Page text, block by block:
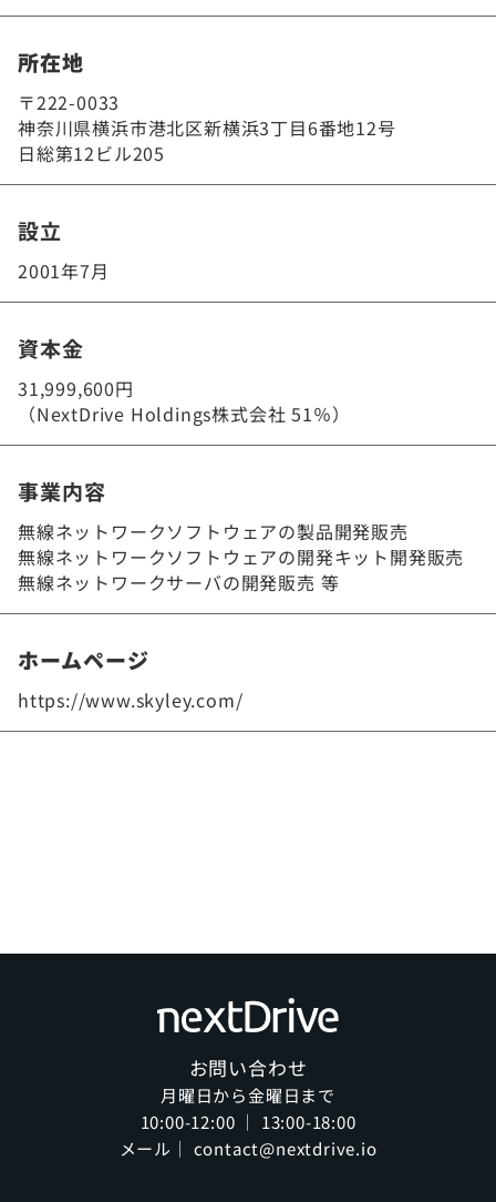
所在地
〒222-0033
神奈川県横浜市港北区新横浜3丁目6番地12号
日総第12ビル205
設立
2001年7月
資本金
31,999,600円
（NextDrive Holdings株式会社 51％）
事業内容
無線ネットワークソフトウェアの製品開発販売
無線ネットワークソフトウェアの開発キット開発販売
無線ネットワークサーバの開発販売 等
ホームページ
https://www.skyley.com/
お問い合わせ
月曜日から金曜日まで
10:00-12:00 ｜ 13:00-18:00
メール｜ contact@nextdrive.io